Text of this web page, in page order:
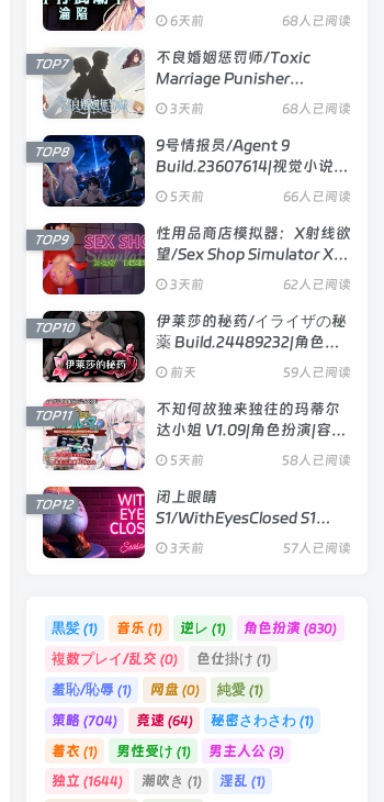
Concedes to Cum V1.2.5|视
觉小说|容量1.2GB|官方中文
版
6天前 68人已阅读
不良婚姻惩罚师/Toxic
Marriage Punisher
Build.23738704|策略模拟|
容量896MB|官方中文版
3天前 68人已阅读
TOP7
9号情报员/Agent 9
Build.23607614|视觉小说|
容量1.2GB|官方中文版
5天前 66人已阅读
TOP8
性用品商店模拟器：X射线欲
望/Sex Shop Simulator X
RAY DESIRE V26.06.15|模
拟经营|容量3.3GB|官方中文
版
3天前 62人已阅读
TOP9
伊莱莎的秘药/イライザの秘
薬 Build.24489232|角色扮
演|容量743MB|官方中文版
前天 59人已阅读
TOP10
不知何故独来独往的玛蒂尔
达小姐 V1.09|角色扮演|容量
2GB|官方中文版
5天前 58人已阅读
TOP11
闭上眼睛
S1/WithEyesClosed S1
Ch.4|视觉小说|容量10.4GB|
官方中文版
3天前 57人已阅读
TOP12
黒髪 (1) 音乐 (1) 逆レ (1) 角色扮演 (830)
複数プレイ/乱交 (0) 色仕掛け (1)
羞恥/恥辱 (1) 网盘(0) 純愛(1)
策略 (704) 竞速(64) 秘密さわさわ(1)
着衣 (1) 男性受け (1) 男主人公(3)
独立 (1644) 潮吹き (1) 淫乱 (1)